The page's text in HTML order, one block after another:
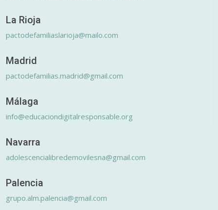
La Rioja
pactodefamiliaslarioja@mailo.com
Madrid
pactodefamilias.madrid@gmail.com
Málaga
info@educaciondigitalresponsable.org
Navarra
adolescencialibredemovilesna@gmail.com
Palencia
grupo.alm.palencia@gmail.com